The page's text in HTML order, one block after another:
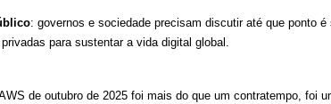
: governos e sociedade precisam discutir até que ponto é
para sustentar a vida digital global.
de outubro de 2025 foi mais do que um contratempo, foi